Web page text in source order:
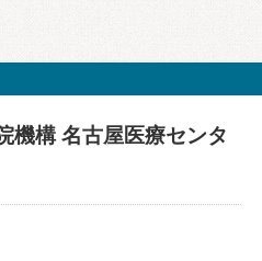
機構 名古屋医療センタ